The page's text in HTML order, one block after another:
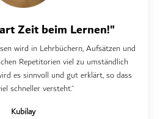
Zeit beim Lernen!"
wird in Lehrbüchern, Aufsätzen und
Repetitorien viel zu umständlich
es sinnvoll und gut erklärt, so dass
schneller versteht.“
Kubilay